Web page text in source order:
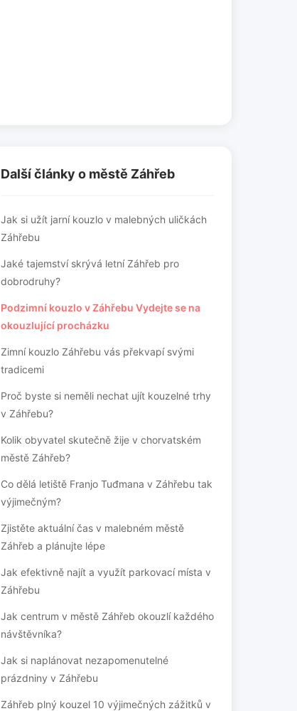
Další články o městě Záhřeb
Jak si užít jarní kouzlo v malebných uličkách
Záhřebu
Jaké tajemství skrývá letní Záhřeb pro
dobrodruhy?
Podzimní kouzlo v Záhřebu Vydejte se na
okouzlující procházku
Zimní kouzlo Záhřebu vás překvapí svými
tradicemi
Proč byste si neměli nechat ujít kouzelné trhy
v Záhřebu?
Kolik obyvatel skutečně žije v chorvatském
městě Záhřeb?
Co dělá letiště Franjo Tuđmana v Záhřebu tak
výjimečným?
Zjistěte aktuální čas v malebném městě
Záhřeb a plánujte lépe
Jak efektivně najít a využít parkovací místa v
Záhřebu
Jak centrum v městě Záhřeb okouzlí každého
návštěvníka?
Jak si naplánovat nezapomenutelné
prázdniny v Záhřebu
Záhřeb plný kouzel 10 výjimečných zážitků v